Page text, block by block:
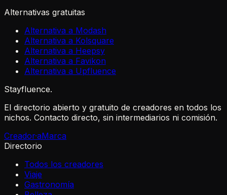
Alternativas gratuitas
Alternativa a Modash
Alternativa a Kolsquare
Alternativa a Heepsy
Alternativa a Favikon
Alternativa a Upfluence
Stayfluence.
El directorio abierto y gratuito de creadores en todos los
nichos. Contacto directo, sin intermediarios ni comisión.
Creador·aMarca
Directorio
Todos los creadores
Viaje
Gastronomía